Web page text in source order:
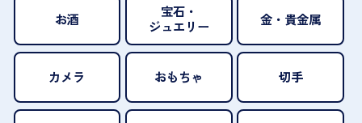
お酒
宝石・
ジュエリー
金・貴金属
カメラ おもちゃ 切手